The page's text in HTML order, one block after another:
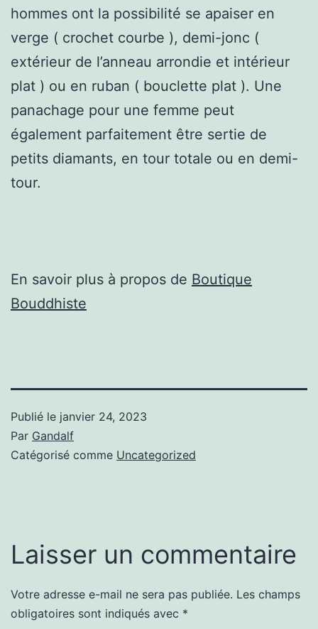
hommes ont la possibilité se apaiser en
verge ( crochet courbe ), demi-jonc (
extérieur de l’anneau arrondie et intérieur
plat ) ou en ruban ( bouclette plat ). Une
panachage pour une femme peut
également parfaitement être sertie de
petits diamants, en tour totale ou en demi-
tour.
En savoir plus à propos de Boutique
Bouddhiste
Publié le janvier 24, 2023
Par Gandalf
Catégorisé comme Uncategorized
Laisser un commentaire
Votre adresse e-mail ne sera pas publiée. Les champs
obligatoires sont indiqués avec *